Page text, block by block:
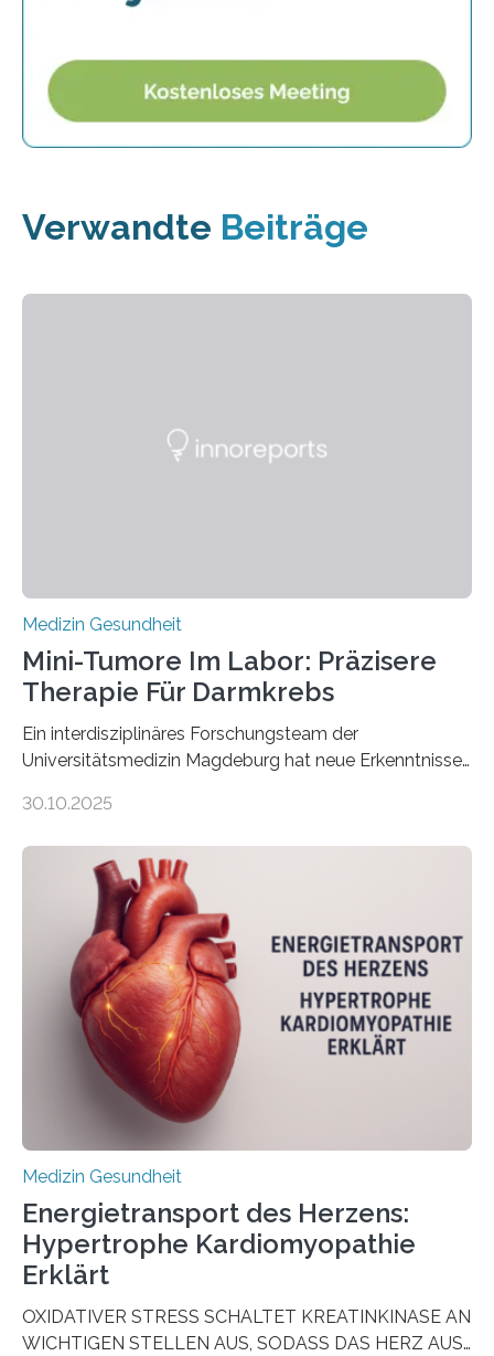
Verwandte Beiträge
Medizin Gesundheit
Mini-Tumore Im Labor: Präzisere
Therapie Für Darmkrebs
Ein interdisziplinäres Forschungsteam der
Universitätsmedizin Magdeburg hat neue Erkenntnisse
behandelt werden kann. In ihrer aktuellen Studie,
Oncology, zeigen die Forschenden, dass Mini-Tumore
aus Gewebe von Patientinnen und Patienten –
sogenannte Organoide – genutzt werden können, um
vorab zu prüfen, welche Medikamente am besten
wirken. Dabei wurde ein Eiweiß identifiziert, das künftig
als Biomarker für die Wahl der passenden Therapie
dienen könnte. Darmkrebs zählt weltweit zu den
häufigsten Krebsarten und stellt…
30.10.2025
Medizin Gesundheit
Energietransport des Herzens:
Hypertrophe Kardiomyopathie
Erklärt
OXIDATIVER STRESS SCHALTET KREATINKINASE AN
WICHTIGEN STELLEN AUS, SODASS DAS HERZ AUS